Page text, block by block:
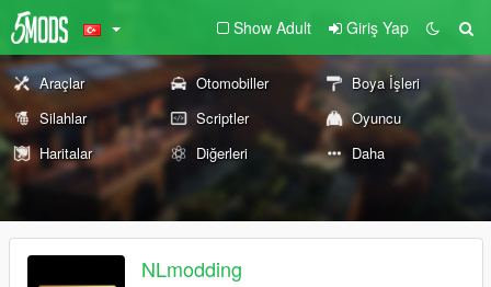
Show Adult Giriş Yap
Araçlar Otomobiller
Boya İşleri
Silahlar
Scriptler
Oyuncu
Haritalar
Diğerleri Daha
NLmodding